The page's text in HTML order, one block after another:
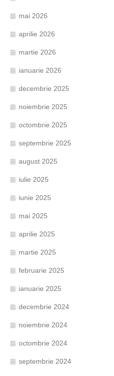
mai 2026
aprilie 2026
martie 2026
ianuarie 2026
decembrie 2025
noiembrie 2025
octombrie 2025
septembrie 2025
august 2025
iulie 2025
iunie 2025
mai 2025
aprilie 2025
martie 2025
februarie 2025
ianuarie 2025
decembrie 2024
noiembrie 2024
octombrie 2024
septembrie 2024